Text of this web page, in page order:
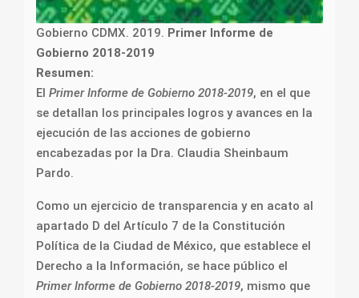
Gobierno CDMX. 2019. Primer Informe de
Gobierno 2018-2019
Resumen:
El Primer Informe de Gobierno 2018-2019, en el que
se detallan los principales logros y avances en la
ejecución de las acciones de gobierno
encabezadas por la Dra. Claudia Sheinbaum
Pardo.
Como un ejercicio de transparencia y en acato al
apartado D del Artículo 7 de la Constitución
Política de la Ciudad de México, que establece el
Derecho a la Información, se hace público el
Primer Informe de Gobierno 2018-2019, mismo que